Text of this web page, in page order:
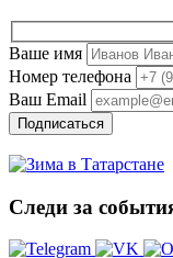
Ваше имя
Номер телефона
Ваш Email
Подписаться
Следи за